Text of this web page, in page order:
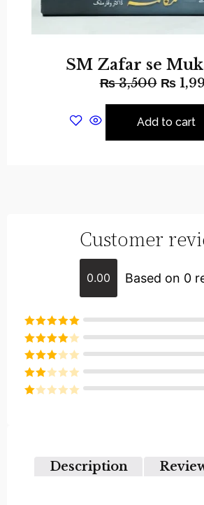
SM Zafar se
₨3,500 ₨
Add to cart
Customer
0.00 Based on 0
Rated5out
of 5
Rated4
out of 5
Rated3
out of
5
Rated
2
Description